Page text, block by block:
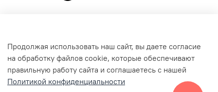
СВЯЗАТЬСЯ С НАМИ
Продолжая использовать наш сайт, вы даете согласие
на обработку файлов cookie, которые обеспечивают
правильную работу сайта и соглашаетесь с нашей
Политикой конфиденциальности